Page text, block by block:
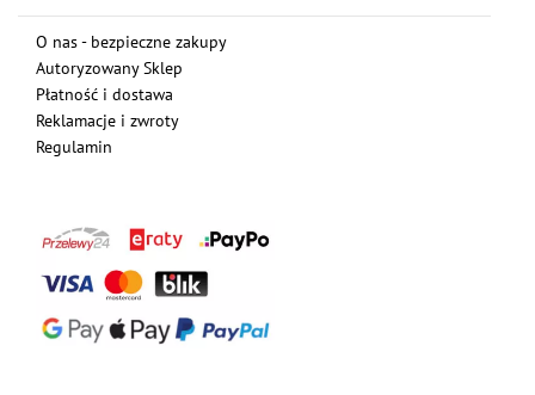
O nas - bezpieczne zakupy
Autoryzowany Sklep
Płatność i dostawa
Reklamacje i zwroty
Regulamin